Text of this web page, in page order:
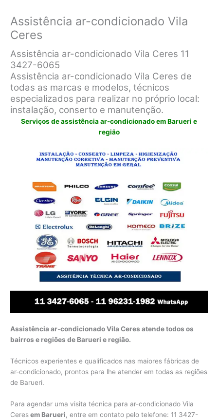
Assistência ar-condicionado Vila
Ceres
Assistência ar-condicionado Vila Ceres 11
3427-6065
Assistência ar-condicionado Vila Ceres de
todas as marcas e modelos, técnicos
especializados para realizar no próprio local:
instalação, conserto e manutenção.
Serviços de assistência ar-condicionado em Barueri e
região
Assistência ar-condicionado Vila Ceres atende todos os
bairros e regiões de Barueri e região.
Técnicos experientes e qualificados nas maiores fábricas de
ar-condicionado, prontos para lhe atender em todas as regiões
de Barueri.
Para agendar uma visita técnica para ar-condicionado Vila
Ceresem Barueri, entre em contato pelo telefone: 11 3427-